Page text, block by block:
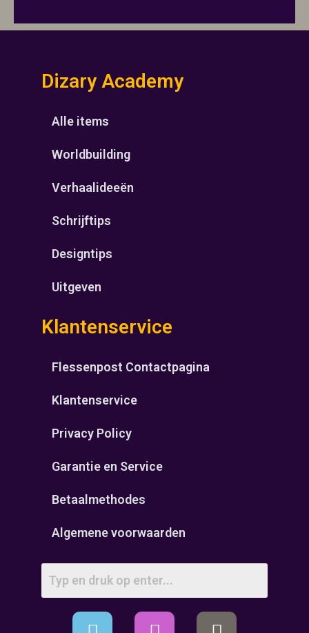
Dizary Academy
Alle items
Worldbuilding
Verhaalideeën
Schrijftips
Designtips
Uitgeven
Klantenservice
Flessenpost Contactpagina
Klantenservice
Privacy Policy
Garantie en Service
Betaalmethodes
Algemene voorwaarden